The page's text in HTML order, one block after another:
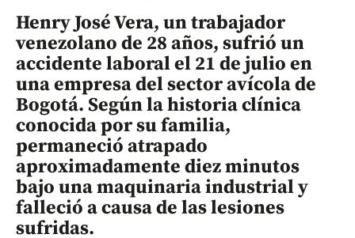
Henry José Vera, un trabajador
venezolano de 28 años, sufrió un
accidente laboral el 21 de julio en
una empresa del sector avícola de
Bogotá. Según la historia clínica
conocida por su familia,
permaneció atrapado
aproximadamente diez minutos
bajo una maquinaria industrial y
falleció a causa de las lesiones
sufridas.